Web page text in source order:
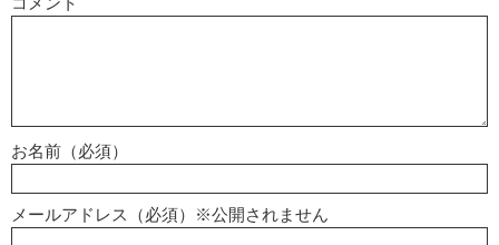
お名前（必須）
メールアドレス（必須）※公開されません